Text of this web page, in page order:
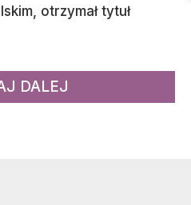
otrzymał tytuł
DALEJ